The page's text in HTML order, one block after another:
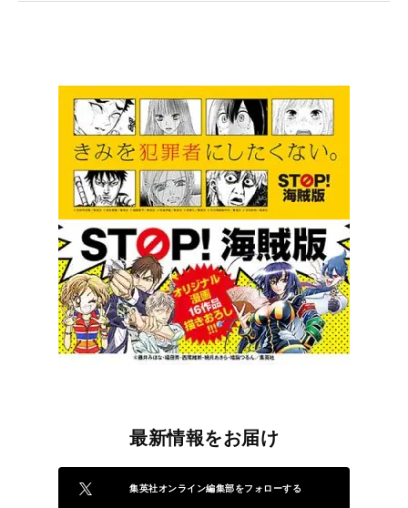
最新情報をお届け
集英社オンライン編集部をフォローする